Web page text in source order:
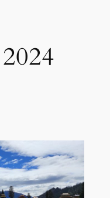
2024